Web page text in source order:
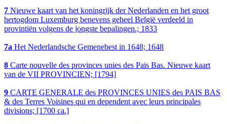
7 Nieuwe kaart van het koningrijk der Nederlanden en het groot
hertogdom Luxemburg benevens geheel België verdeeld in
provintiën volgens de jongste bepalingen.; 1833
7a Het Nederlandsche Gemenebest in 1648; 1648
8 Carte nouvelle des provinces unies des Pais Bas. Nieuwe kaart
van de VII PROVINCIEN; [1794]
9 CARTE GENERALE des PROVINCES UNIES des PAIS BAS
& des Terres Voisines qui en dependent avec leurs principales
divisions; [1700 ca.]